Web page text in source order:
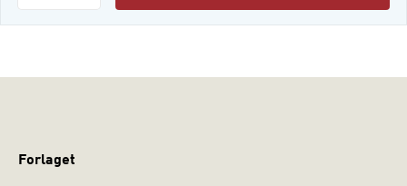
Forlaget